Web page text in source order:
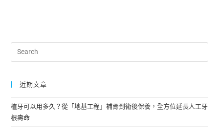
近期文章
植牙可以用多久？從「地基工程」補骨到術後保養，全方位延長人工牙
根壽命